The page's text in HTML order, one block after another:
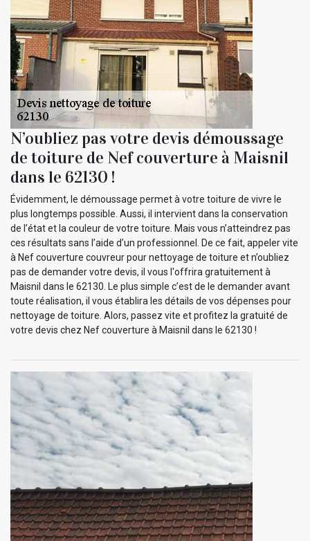
N’oubliez pas votre devis démoussage
de toiture de Nef couverture à Maisnil
dans le 62130 !
Évidemment, le démoussage permet à votre toiture de vivre le
plus longtemps possible. Aussi, il intervient dans la conservation
de l’état et la couleur de votre toiture. Mais vous n’atteindrez pas
ces résultats sans l’aide d’un professionnel. De ce fait, appeler vite
à Nef couverture couvreur pour nettoyage de toiture et n’oubliez
pas de demander votre devis, il vous l'offrira gratuitement à
Maisnil dans le 62130. Le plus simple c’est de le demander avant
toute réalisation, il vous établira les détails de vos dépenses pour
nettoyage de toiture. Alors, passez vite et profitez la gratuité de
votre devis chez Nef couverture à Maisnil dans le 62130 !